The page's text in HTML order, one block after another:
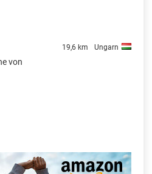
19,6 km Ungarn
von